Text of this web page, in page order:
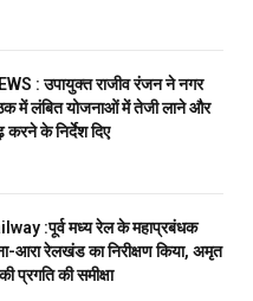
: उपायुक्त राजीव रंजन ने नगर
में लंबित योजनाओं में तेजी लाने और
करने के निर्देश दिए
:पूर्व मध्य रेल के महाप्रबंधक
आरा रेलखंड का निरीक्षण किया, अमृत
प्रगति की समीक्षा